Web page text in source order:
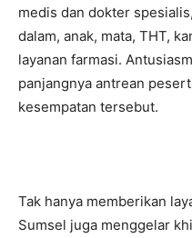
medis dan dokter
dalam, anak, mata, THT,
layanan farmasi.
panjangnya antrean
kesempatan tersebut.
Tak hanya memberikan
Sumsel juga menggelar